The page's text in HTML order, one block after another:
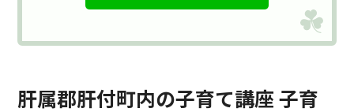
肝属郡肝付町内の子育て講座 子育